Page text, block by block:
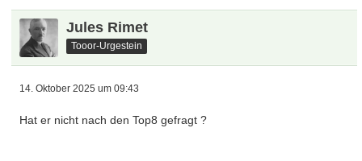
Jules Rimet
Tooor-Urgestein
14. Oktober 2025 um 09:43
Hat er nicht nach den Top8 gefragt ?